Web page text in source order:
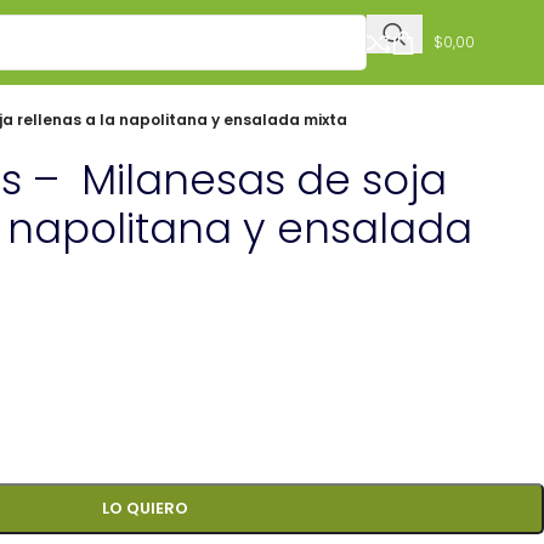
$0,00
rellenas a la napolitana y ensalada mixta
– Milanesas de soja
y ensalada
LO QUIERO